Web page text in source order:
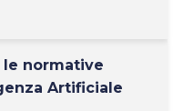
normative
Artificiale